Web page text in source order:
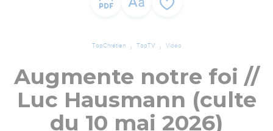
TopChrétien TopTV Vidéo
Augmente notre foi //
Luc Hausmann (culte
du 10 mai 2026)